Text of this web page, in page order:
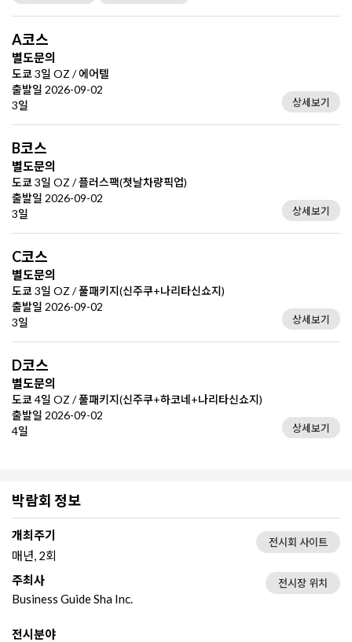
A코스
별도문의
도쿄 3일 OZ / 에어텔
출발일 2026-09-02
3일
상세보기
B코스
별도문의
도쿄 3일 OZ / 플러스팩(첫날차량픽업)
출발일 2026-09-02
3일
상세보기
C코스
별도문의
도쿄 3일 OZ / 풀패키지(신주쿠+나리타신쇼지)
출발일 2026-09-02
3일
상세보기
D코스
별도문의
도쿄 4일 OZ / 풀패키지(신주쿠+하코네+나리타신쇼지)
출발일 2026-09-02
4일
상세보기
박람회 정보
개최주기
매년, 2회
전시회 사이트
주최사
Business Guide Sha Inc.
전시장 위치
전시분야